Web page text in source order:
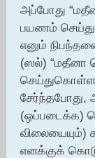
அப்போது
பயணம்
எனும்
(ஸல்) “மதீனா
(ஒப்படைக்க)
விலையையும்)
எனக்குக்